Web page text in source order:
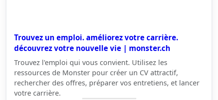
Trouvez un emploi. améliorez votre carrière.
découvrez votre nouvelle vie | monster.ch
Trouvez l'emploi qui vous convient. Utilisez les
ressources de Monster pour créer un CV attractif,
rechercher des offres, préparer vos entretiens, et lancer
votre carrière.